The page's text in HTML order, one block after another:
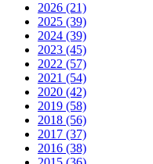
2026 (21)
2025 (39)
2024 (39)
2023 (45)
2022 (57)
2021 (54)
2020 (42)
2019 (58)
2018 (56)
2017 (37)
2016 (38)